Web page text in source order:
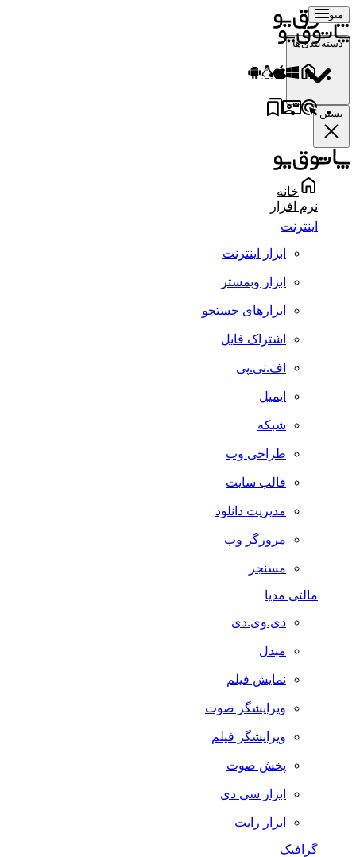
منو
دسته‌بندی‌ها
بستن
خانه
نرم افزار
اینترنت
ابزار اینترنت
ابزار وبمستر
ابزارهای جستجو
اشتراک فایل
اف.تی.پی
ایمیل
شبکه
طراحی وب
قالب سایت
مدیریت دانلود
مرورگر وب
مسنجر
مالتی مدیا
دی.وی.دی
مبدل
نمایش فیلم
ویرایشگر صوت
ویرایشگر فیلم
پخش صوت
ابزار سی دی
ابزار رایت
گرافیک